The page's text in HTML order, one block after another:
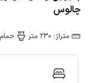
چالوس
متراژ: 230 متر